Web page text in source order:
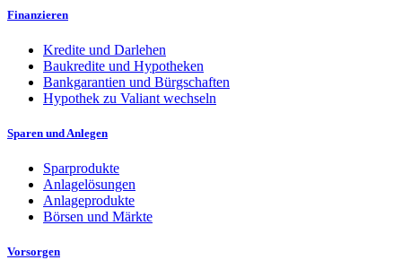
Finanzieren
Kredite und Darlehen
Baukredite und Hypotheken
Bankgarantien und Bürgschaften
Hypothek zu Valiant wechseln
Sparen und Anlegen
Sparprodukte
Anlagelösungen
Anlageprodukte
Börsen und Märkte
Vorsorgen